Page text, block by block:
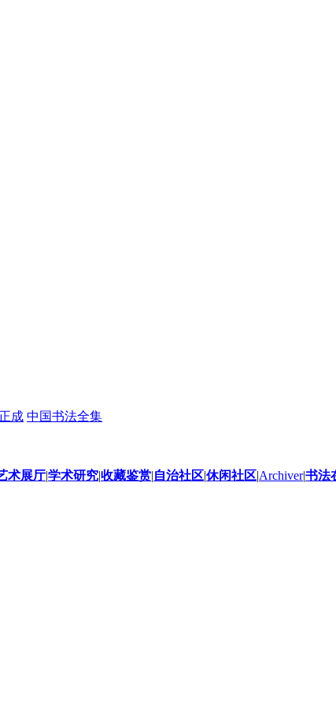
成 中国书法全集
术展厅|学术研究|收藏鉴赏|自治社区|休闲社区|Archiver|书法